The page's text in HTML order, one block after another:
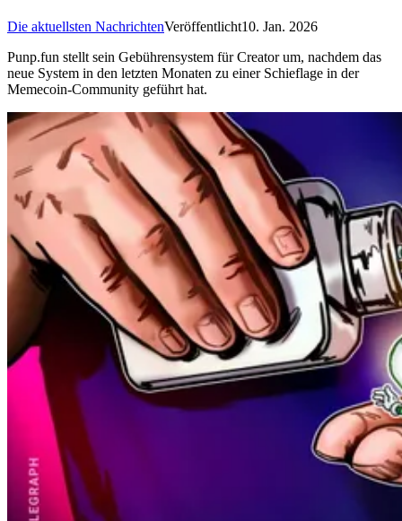
Die aktuellsten NachrichtenVeröffentlicht10. Jan. 2026
Punp.fun stellt sein Gebührensystem für Creator um, nachdem das
neue System in den letzten Monaten zu einer Schieflage in der
Memecoin-Community geführt hat.